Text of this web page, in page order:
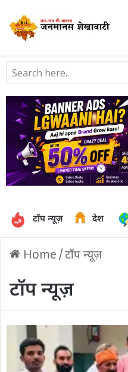
टॉप न्यूज़ देश
Home /टॉप न्यूज़
टॉप न्यूज़